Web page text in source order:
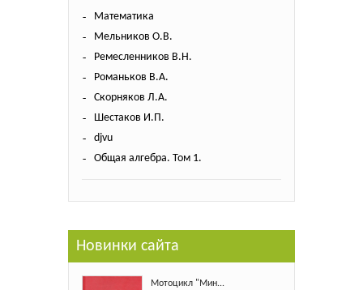
Математика
Мельников О.В.
Ремесленников В.Н.
Романьков В.А.
Скорняков Л.А.
Шестаков И.П.
djvu
Общая алгебра. Том 1.
Новинки сайта
Мотоцикл "Мин...